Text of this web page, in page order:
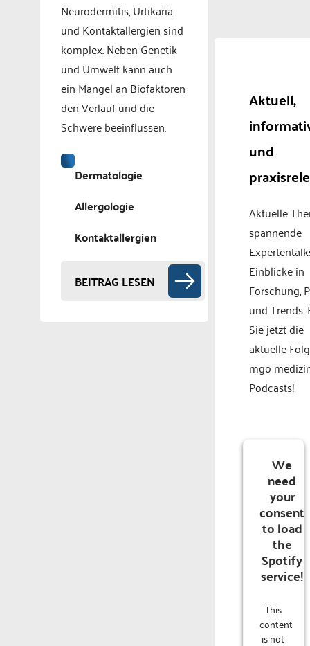
Neurodermitis, Urtikaria
und Kontaktallergien sind
komplex. Neben Genetik
und Umwelt kann auch
ein Mangel an Biofaktoren
den Verlauf und die
Schwere beeinflussen.
Dermatologie
Allergologie
Kontaktallergien
BEITRAG LESEN
Aktuell,
und
Aktuelle
spannende
Einblicke in
Forschung,
und Trends.
Sie jetzt die
aktuelle
mgo
Podcasts!
We
need
your
consent
to load
the
Spotify
service!
This
content
is not